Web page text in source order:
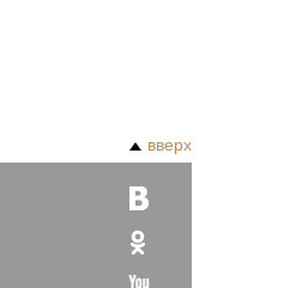
вверх